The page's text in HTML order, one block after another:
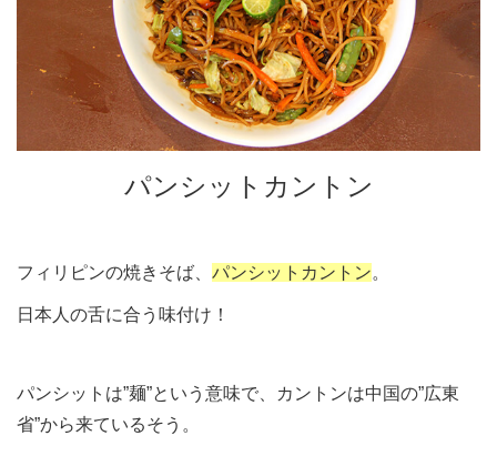
パンシットカントン
フィリピンの焼きそば、 パンシットカントン。
日本人の舌に合う味付け！
パンシットは”麺”という意味で、カントンは中国の”広東
省”から来ているそう。